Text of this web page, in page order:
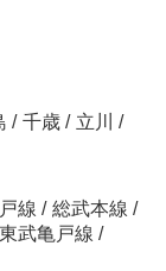
/ 千歳 / 立川 /
線 / 総武本線 /
東武亀戸線 /